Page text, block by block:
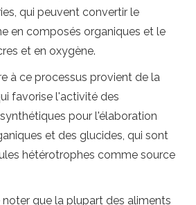
qui peuvent convertir le
en composés organiques et le
et en oxygène.
à ce processus provient de la
favorise l'activité des
pour l'élaboration
et des glucides, qui sont
hétérotrophes comme source
que la plupart des aliments